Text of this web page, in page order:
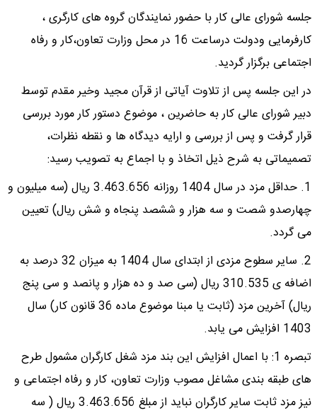
جلسه شورای عالی کار با حضور نمایندگان گروه های کارگری ،
کارفرمایی ودولت درساعت 16 در محل وزارت تعاون،کار و رفاه
اجتماعی برگزار گردید.
در این جلسه پس از تلاوت آیاتی از قرآن مجید وخیر مقدم توسط
دبیر شورای عالی کار به حاضرین ، موضوع دستور کار مورد بررسی
قرار گرفت و پس از بررسی و ارایه دیدگاه ها و نقطه نظرات،
تصمیماتی به شرح ذیل اتخاذ و با اجماع به تصویب رسید:
1. حداقل مزد در سال 1404 روزانه 3.463.656 ریال (سه میلیون و
چهارصدو شصت و سه هزار و ششصد پنجاه و شش ریال) تعیین
می گردد.
2. سایر سطوح مزدی از ابتدای سال 1404 به میزان 32 درصد به
اضافه ی 310.535 ریال (سی صد و ده هزار و پانصد و سی پنج
ریال) آخرین مزد (ثابت یا مبنا موضوع ماده 36 قانون کار) سال
1403 افزایش می یابد.
تبصره 1: با اعمال افزایش این بند مزد شغل کارگران مشمول طرح
های طبقه بندی مشاغل مصوب وزارت تعاون، کار و رفاه اجتماعی و
نیز مزد ثابت سایر کارگران نباید از مبلغ 3.463.656 ریال ( سه